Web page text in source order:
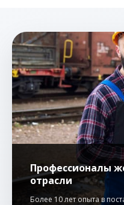
Профессионалы
отрасли
Более 10 лет опыта в